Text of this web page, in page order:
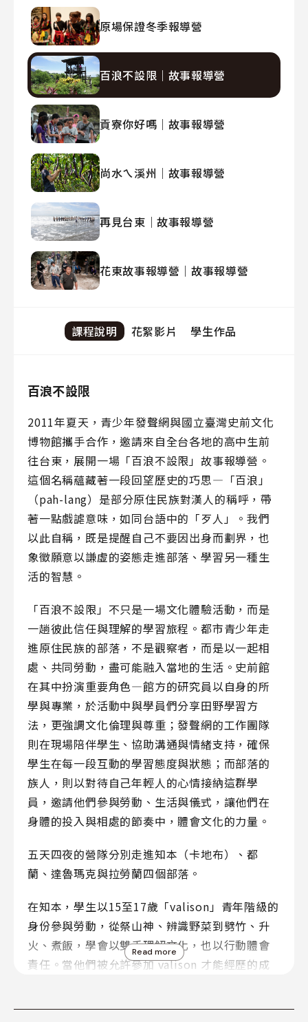
原場保證冬季報導營
百浪不設限｜故事報導營
貢寮你好嗎｜故事報導營
尚水ㄟ溪州｜故事報導營
再見台東｜故事報導營
花東故事報導營｜故事報導營
課程說明 花絮影片 學生作品
百浪不設限
2011年夏天，青少年發聲網與國立臺灣史前文化
博物館攜手合作，邀請來自全台各地的高中生前
往台東，展開一場「百浪不設限」故事報導營。
這個名稱蘊藏著一段回望歷史的巧思—「百浪」
（pah-lang）是部分原住民族對漢人的稱呼，帶
著一點戲謔意味，如同台語中的「歹人」。我們
以此自稱，既是提醒自己不要因出身而劃界，也
象徵願意以謙虛的姿態走進部落、學習另一種生
活的智慧。
「百浪不設限」不只是一場文化體驗活動，而是
一趟彼此信任與理解的學習旅程。都市青少年走
進原住民族的部落，不是觀察者，而是以一起相
處、共同勞動，盡可能融入當地的生活。史前館
在其中扮演重要角色—館方的研究員以自身的所
學與專業，於活動中與學員們分享田野學習方
法，更強調文化倫理與尊重；發聲網的工作團隊
則在現場陪伴學生、協助溝通與情緒支持，確保
學生在每一段互動的學習態度與狀態；而部落的
族人，則以對待自己年輕人的心情接納這群學
員，邀請他們參與勞動、生活與儀式，讓他們在
身體的投入與相處的節奏中，體會文化的力量。
五天四夜的營隊分別走進知本（卡地布）、都
蘭、達魯瑪克與拉勞蘭四個部落。
在知本，學生以15至17歲「valison」青年階級的
身份參與勞動，從祭山神、辨識野菜到劈竹、升
火、煮飯，學會以雙手理解文化，也以行動體會
責任。當他們被允許參加 valison 才能經歷的成
Read more